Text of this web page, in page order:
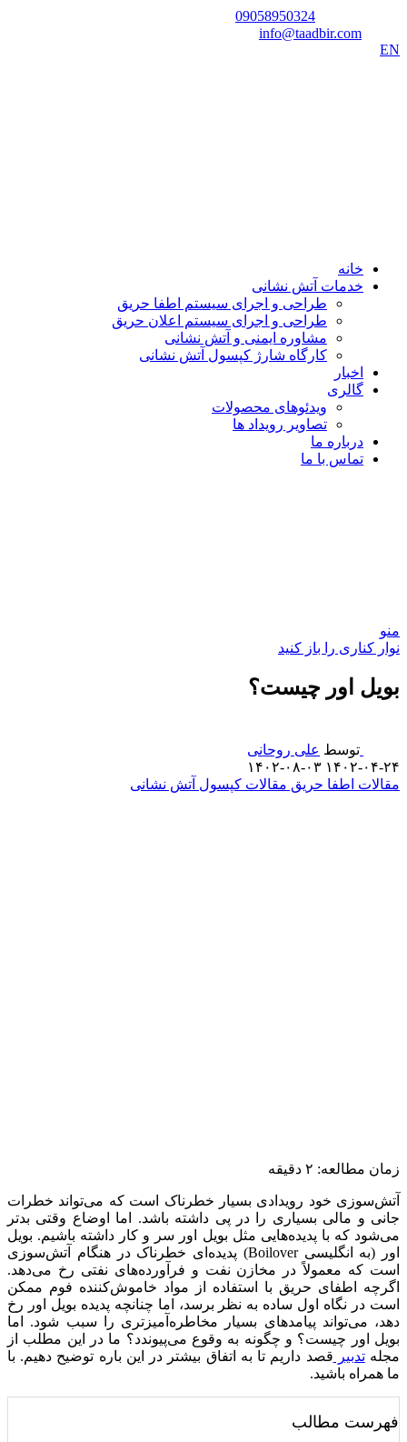
09058950324
info@taadbir.com
EN
خانه
خدمات آتش نشانی
طراحی و اجرای سیستم اطفا حریق
طراحی و اجرای سیستم اعلان حریق
مشاوره ایمنی و آتش نشانی
کارگاه شارژ کپسول آتش نشانی
اخبار
گالری
ویدئوهای محصولات
تصاویر رویداد ها
درباره ما
تماس با ما
منو
نوار کناری را باز کنید
بویل اور چیست؟
توسط علی روحانی
۱۴۰۲-۰۴-۲۴ ۱۴۰۲-۰۸-۰۳
مقالات اطفا حریق مقالات کپسول آتش نشانی
زمان مطالعه: ۲ دقیقه
آتش‌سوزی خود رویدادی بسیار خطرناک است که می‌تواند خطرات
جانی و مالی بسیاری را در پی داشته باشد. اما اوضاع وقتی بدتر
می‌شود که با پدیده‌هایی مثل بویل اور سر و کار داشته باشیم. بویل
اور (به انگلیسی Boilover) پدیده‌ای خطرناک در هنگام آتش‌سوزی
است که معمولاً در مخازن نفت و فرآورده‌های نفتی رخ می‌دهد.
اگرچه اطفای حریق با استفاده از مواد خاموش‌کننده فوم ممکن
است در نگاه اول ساده به نظر برسد، اما چنانچه پدیده بویل اور رخ
دهد، می‌تواند پیامدهای بسیار مخاطره‌آمیزتری را سبب شود. اما
بویل اور چیست؟ و چگونه به وقوع می‌پیوندد؟ ما در این مطلب از
مجلهتدبیر قصد داریم تا به اتفاق بیشتر در این باره توضیح دهیم. با
ما همراه باشید.
فهرست مطالب